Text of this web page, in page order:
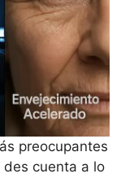
preocupantes
cuenta a lo